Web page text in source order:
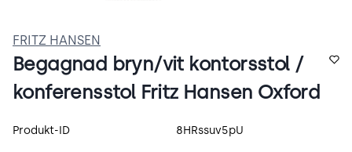
FRITZ HANSEN
Begagnad bryn/vit kontorsstol /
konferensstol Fritz Hansen Oxford
Produktspecifikation
Produkt-ID 8HRssuv5pU